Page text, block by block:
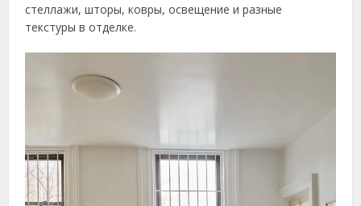
стеллажи, шторы, ковры, освещение и разные
текстуры в отделке.